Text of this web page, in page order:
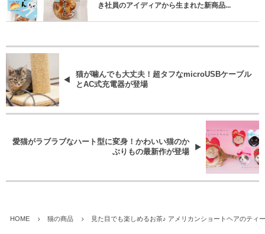
き社員のアイディアから生まれた新商品...
猫が噛んでも大丈夫！超タフなmicroUSBケーブル
とAC式充電器が登場
愛猫がラブラブなハート型に変身！かわいい猫のか
ぶりもの最新作が登場
HOME 猫の商品 見た目でも楽しめるお茶♪ アメリカンショートヘアのティ